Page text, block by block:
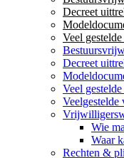
Decreet
Veel
Decreet
Veel
Veelgestelde
Wie
Waar
Rechten &